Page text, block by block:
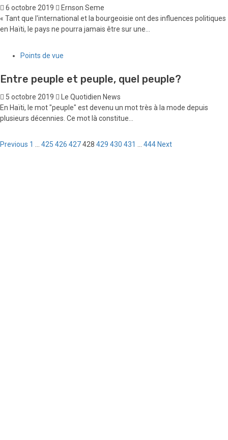
6 octobre 2019
Ernson Seme
« Tant que l'international et la bourgeoisie ont des influences politiques
en Haïti, le pays ne pourra jamais être sur une...
Points de vue
Entre peuple et peuple, quel peuple?
5 octobre 2019
Le Quotidien News
En Haïti, le mot "peuple" est devenu un mot très à la mode depuis
plusieurs décennies. Ce mot là constitue...
Pagination
Previous 1 425 426 427428 429 430 431 444 Next